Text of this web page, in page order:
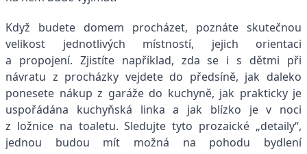
Když budete domem procházet, poznáte skutečnou
velikost jednotlivých místností, jejich orientaci
a propojení. Zjistíte například, zda se i s dětmi při
návratu z procházky vejdete do předsíně, jak daleko
ponesete nákup z garáže do kuchyně, jak prakticky je
uspořádána kuchyňská linka a jak blízko je v noci
z ložnice na toaletu. Sledujte tyto prozaické „detaily“,
jednou budou mít možná na pohodu bydlení